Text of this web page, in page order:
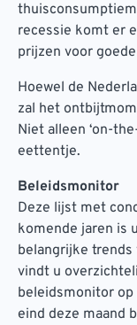
recessie komt er
prijzen voor
Hoewel de
zal het
Niet alleen ‘on-
eettentje.
Beleidsmonitor
Deze lijst met
komende jaren is
belangrijke trends
vindt u
beleidsmonitor op
eind deze maand